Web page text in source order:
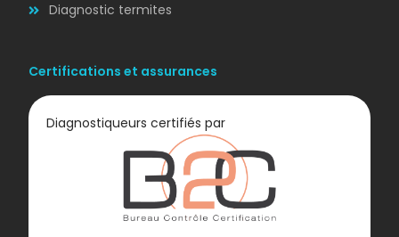
Diagnostic termites
Certifications et assurances
Diagnostiqueurs certifiés par